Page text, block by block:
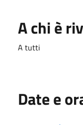
A chi è
A tutti
Date e